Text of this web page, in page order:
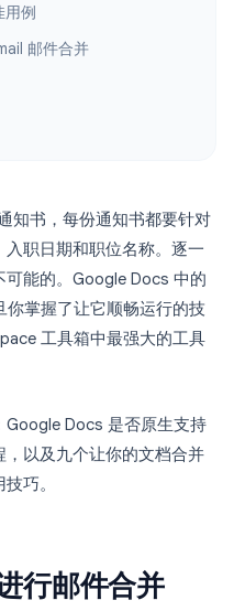
例
邮件合并
知书，每份通知书都要针对
职日期和职位名称。逐一
能的。Google Docs 中的
你掌握了让它顺畅运行的技
工具箱中最强大的工具
Docs 是否原生支持
以及九个让你的文档合并
巧。
行邮件合并